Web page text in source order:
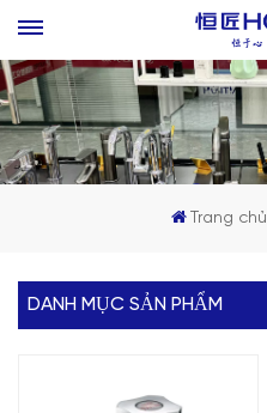
Trang chủ
DANH MỤC SẢN PHẨM